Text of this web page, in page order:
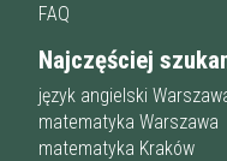
FAQ
Najczęściej
język angielski
matematyka Warszawa
matematyka Kraków